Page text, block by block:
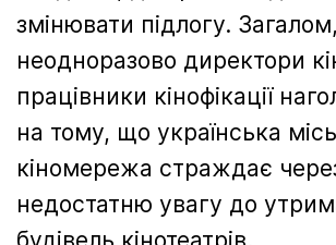
змінювати підлогу. Загалом,
неодноразово директори
працівники кінофікації
на тому, що українська
кіномережа страждає
недостатню увагу до